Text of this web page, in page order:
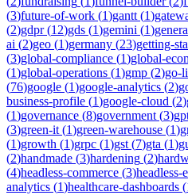
(3)future-of-work (1)gantt (1)
(2)gdpr(12)gds (1)gemini (1)
ai (2)geo (1)germany (23)getting-
(3)global-compliance (1)global-
(1)global-operations (1)gmp (2)go-
(76)google (1)google-analytics (2)
business-profile (1)google-cloud (2)
(1)governance (8)government (3)
(3)green-it (1)green-warehouse (1)
(1)growth (1)grpc (1)gst (7)gta (1)
(2)handmade (3)hardening (2)
(4)headless-commerce (3)headless-
analytics (1)healthcare-dashboards (